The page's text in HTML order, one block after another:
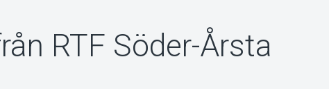
RTF Söder-Årsta